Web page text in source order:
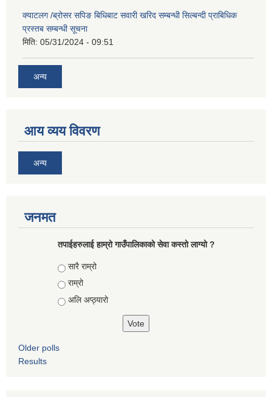
क्याटलग /ब्रोसर सपिङ बिधिबाट सवारी खरिद सम्बन्धी सिल्बन्दी प्राबिधिक
प्रस्तब सम्बन्धी सूचना
मिति: 05/31/2024 - 09:51
अन्य
आय व्यय विवरण
अन्य
जनमत
तपाईहरुलाई हाम्रो गाउँपालिकाको सेवा कस्तो लाग्यो ?
Choices
सारै राम्रो
राम्रो
अलि अप्ठ्यारो
Older polls
Results